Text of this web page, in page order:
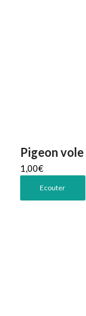
Pigeon vole
1,00€
Ecouter